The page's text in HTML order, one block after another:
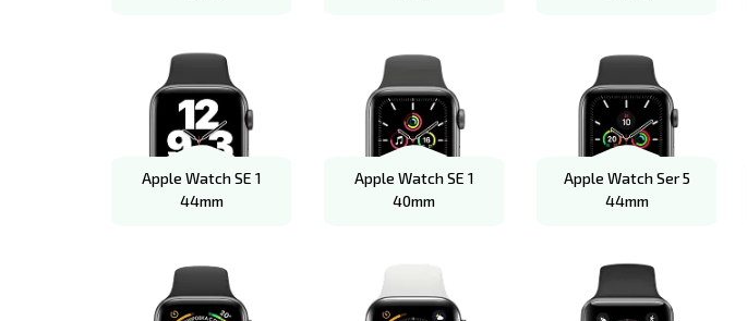
Apple Watch SE 1
44mm
Apple Watch SE 1
40mm
Apple Watch Ser 5
44mm